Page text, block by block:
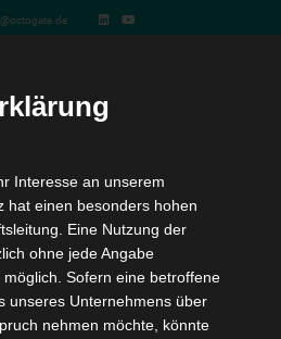
Interesse an unserem
hat einen besonders hohen
Eine Nutzung der
ohne jede Angabe
Sofern eine betroffene
unseres Unternehmens über
nehmen möchte, könnte